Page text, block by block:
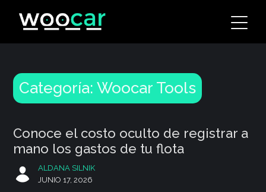
Categoría:Woocar Tools
Conoce el costo oculto de registrar a
mano los gastos de tu flota
JUNIO 17, 2026
ALDANA SILNIK